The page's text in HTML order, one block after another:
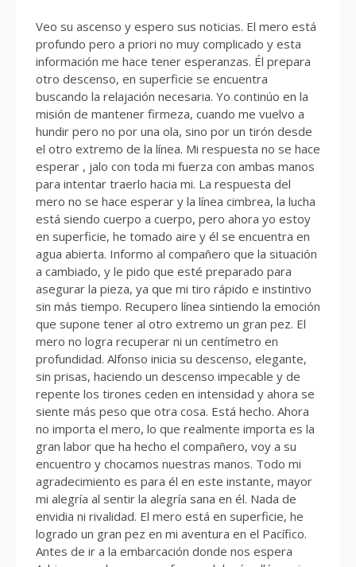
Veo su ascenso y espero sus noticias. El mero está
profundo pero a priori no muy complicado y esta
información me hace tener esperanzas. Él prepara
otro descenso, en superficie se encuentra
buscando la relajación necesaria. Yo continúo en la
misión de mantener firmeza, cuando me vuelvo a
hundir pero no por una ola, sino por un tirón desde
el otro extremo de la línea. Mi respuesta no se hace
esperar , jalo con toda mi fuerza con ambas manos
para intentar traerlo hacia mi. La respuesta del
mero no se hace esperar y la línea cimbrea, la lucha
está siendo cuerpo a cuerpo, pero ahora yo estoy
en superficie, he tomado aire y él se encuentra en
agua abierta. Informo al compañero que la situación
a cambiado, y le pido que esté preparado para
asegurar la pieza, ya que mi tiro rápido e instintivo
sin más tiempo. Recupero línea sintiendo la emoción
que supone tener al otro extremo un gran pez. El
mero no logra recuperar ni un centímetro en
profundidad. Alfonso inicia su descenso, elegante,
sin prisas, haciendo un descenso impecable y de
repente los tirones ceden en intensidad y ahora se
siente más peso que otra cosa. Está hecho. Ahora
no importa el mero, lo que realmente importa es la
gran labor que ha hecho el compañero, voy a su
encuentro y chocamos nuestras manos. Todo mi
agradecimiento es para él en este instante, mayor
mi alegría al sentir la alegría sana en él. Nada de
envidia ni rivalidad. El mero está en superficie, he
logrado un gran pez en mi aventura en el Pacífico.
Antes de ir a la embarcación donde nos espera